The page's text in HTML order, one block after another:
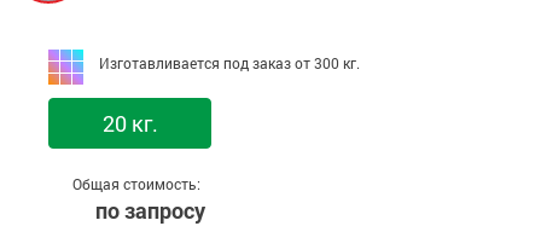
Изготавливается под заказ от 300 кг.
20 кг.
Общая стоимость:
по запросу